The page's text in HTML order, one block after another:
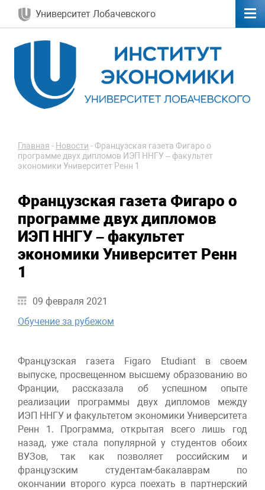
Университет Лобачевского
Главная - Новости -Французская газета Фигаро о
программе двух дипломов ИЭП ННГУ – факультет
экономики Университет Ренн 1
Французская газета Фигаро о
программе двух дипломов
ИЭП ННГУ – факультет
экономики Университет Ренн
1
09 февраля 2021
Обучение за рубежом
Французская газета Figaro Etudiant в своем
выпуске, просвещенном высшему образованию во
Франции, рассказала об успешном опыте
реализации программы двух дипломов между
ИЭП ННГУ и факультетом экономики Университета
Ренн 1. Программа, открытая всего лишь год
назад, уже стала популярной у студентов обоих
ВУЗов, так как позволяет российским и
французским студентам-бакалаврам по
окончании второго курса поехать в партнерский